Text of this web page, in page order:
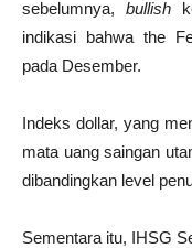
sebelumnya,bullish
indikasi bahwa the
pada Desember.
Indeks dollar, yang
mata uang saingan
dibandingkan level
Sementara itu, IHSG